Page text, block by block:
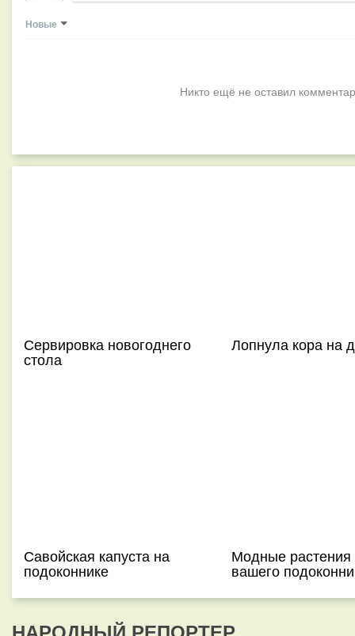
Новые
Никто ещё не оставил
Сервировка новогоднего
стола
Лопнула кора на
Савойская капуста на
подоконнике
Модные
вашего